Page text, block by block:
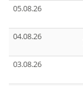
05.08.26
04.08.26
03.08.26